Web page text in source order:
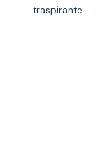
traspirante.